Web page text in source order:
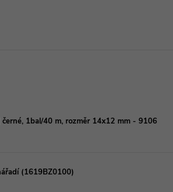
1bal/40 m, rozměr 14x12 mm - 9106
(1619BZ0100)